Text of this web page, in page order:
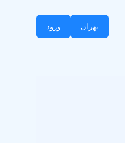
تهران ورود